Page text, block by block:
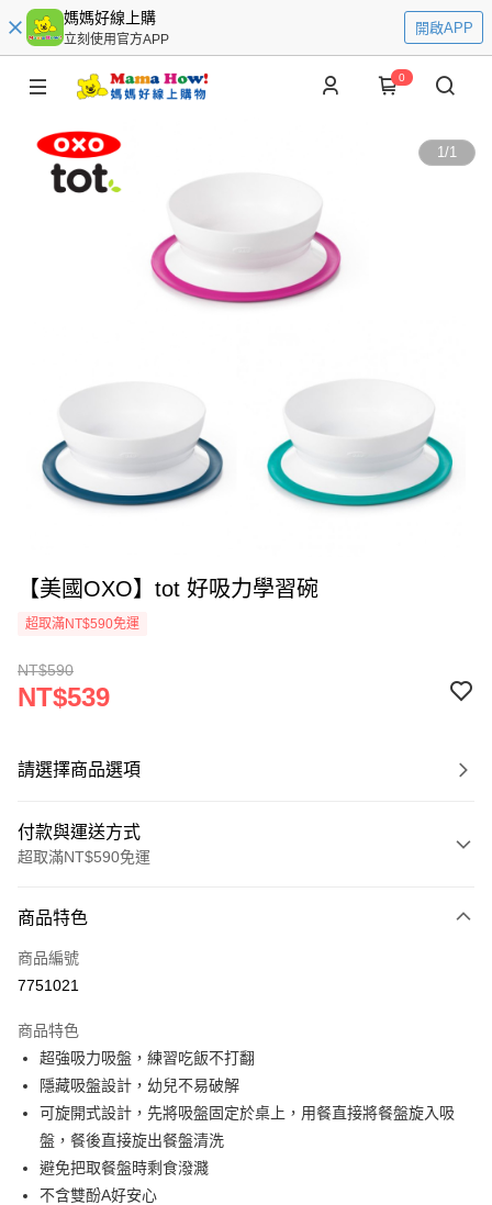
媽媽好線上購
立刻使用官方APP
開啟APP
0
1/1
【美國OXO】tot 好吸力學習碗
超取滿NT$590免運
NT$590
NT$539
請選擇商品選項
付款與運送方式
超取滿NT$590免運
信用卡一次付款
超商取貨付款
Apple Pay
街口支付
悠遊付
Google Pay
商品特色
商品編號
7751021
商品特色
超強吸力吸盤，練習吃飯不打翻
隱藏吸盤設計，幼兒不易破解
可旋開式設計，先將吸盤固定於桌上，用餐直接將餐盤旋入吸
盤，餐後直接旋出餐盤清洗
避免把取餐盤時剩食潑濺
不含雙酚A好安心